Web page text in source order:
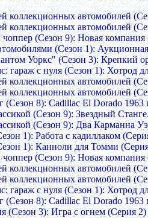
коллекционных автомобилей
коллекционных автомобилей
(Сезон 9): Новая
(Сезон 1):
Уоркс" (Сезон 3): Крепкий
гараж с нуля (Сезон 1): Хотрод
коллекционных автомобилей
коллекционных автомобилей
(Сезон 8): Cadillac El Dorado 1963
(Сезон 9): Звездный
(Сезон 9): Два Карманна
1): Работа с кадиллаком
1): Канноли для Томми
(Сезон 9): Новая
коллекционных автомобилей
коллекционных автомобилей
гараж с нуля (Сезон 1): Хотрод
(Сезон 8): Cadillac El Dorado 1963
(Сезон 3): Игра с огнем (Серия